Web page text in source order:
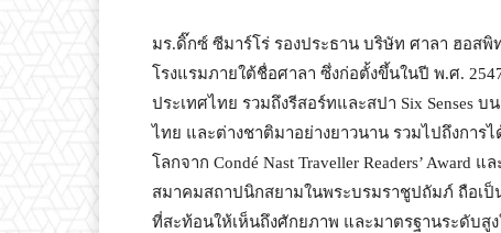
มร.ดิ๊กซ์ ซีมาร์โร่ รองประธาน บริษัท ศาลา ฮอสพิ
โรงแรมภายใต้ชื่อศาลา ซึ่งก่อตั้งขึ้นในปี พ.ศ.
ประเทศไทย รวมถึงรีสอร์ทและสปา Six Senses
ไทย และต่างชาติมาอย่างยาวนาน รวมไปถึงการ
โลกจาก Condé Nast Traveller Readers’
สมาคมสถาปนิกสยามในพระบรมราชูปถัมภ์ ถือเ
ที่สะท้อนให้เห็นถึงศักยภาพ และมาตรฐานระดับสู